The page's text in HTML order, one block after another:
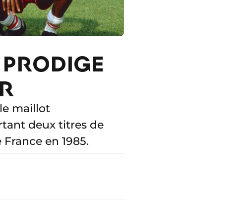
maillot
deux titres de
en 1985.